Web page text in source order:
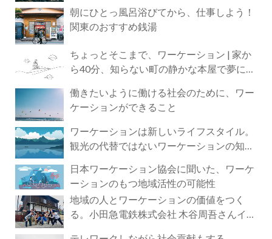
朝にひとっ風呂浴びてから、仕事しよう！
関東のおすすめ銭湯
ちょっとそこまで、ワーケーション | 家か
ら40分、知らない町の静かな本屋で夢に近
働きたいように働ける社会のために、ワー
ケーションができること
ワーケーションは新しいライフスタイル。
観光の代替ではないワーケーションの知ら
日本ワーケーション協会に聞いた、ワーケ
ーションのもつ地域活性の可能性
地域の人とワーケーションの価値をつく
る。小田急電鉄株式会社 木谷周吾さんイン